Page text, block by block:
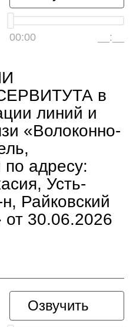
00:00 __:__
в
линий и
«Волоконно-
адресу:
Усть-
Райковский
от 30.06.2026
Озвучить